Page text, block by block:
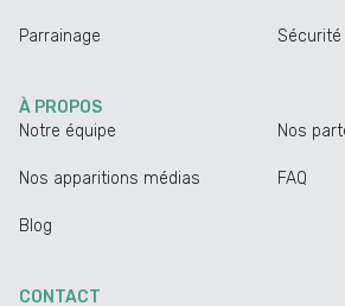
Parrainage Sécurité
À PROPOS
Notre équipe
Nos
Nos apparitions médias FAQ
Blog
CONTACT